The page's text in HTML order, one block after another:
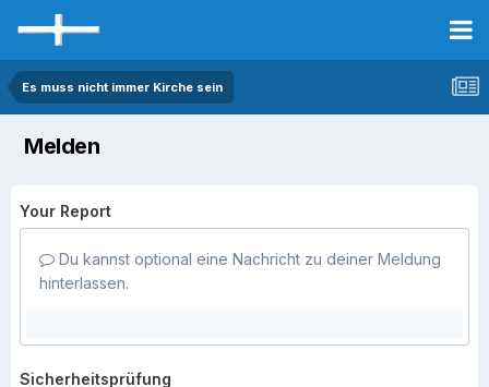
Es muss nicht immer Kirche sein
Melden
Your Report
Du kannst optional eine Nachricht zu deiner Meldung
hinterlassen.
Sicherheitsprüfung